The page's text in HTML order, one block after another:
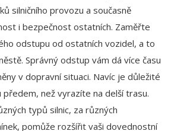
silničního provozu a současně
i bezpečnost ostatních. Zaměřte
odstupu od ostatních vozidel, a to
Správný odstup vám dá více času
v dopravní situaci. Navíc je důležité
než vyrazíte na delší trasu.
typů silnic, za různých
pomůže rozšířit vaši dovednostní